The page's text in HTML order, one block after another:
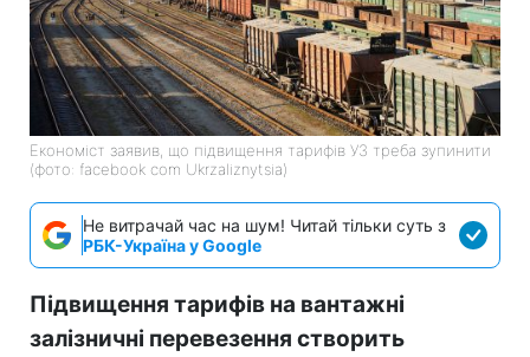
Економіст заявив, що підвищення тарифів УЗ треба зупинити
(фото: facebook com Ukrzaliznytsia)
Не витрачай час на шум! Читай тільки суть з
РБК-Україна у Google
Підвищення тарифів на вантажні
залізничні перевезення створить